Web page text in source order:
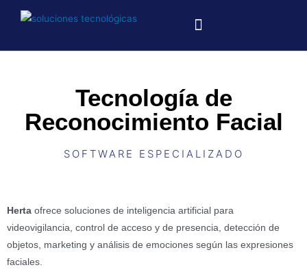
Tecnología de
Reconocimiento Facial
SOFTWARE ESPECIALIZADO
Herta ofrece soluciones de inteligencia artificial para
videovigilancia, control de acceso y de presencia, detección de
objetos, marketing y análisis de emociones según las expresiones
faciales.